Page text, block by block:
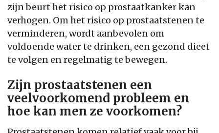
zijn beurt het risico op prostaatkanker kan
verhogen. Om het risico op prostaatstenen te
verminderen, wordt aanbevolen om
voldoende water te drinken, een gezond dieet
te volgen en regelmatig te bewegen.
Zijn prostaatstenen een
veelvoorkomend probleem en
hoe kan men ze voorkomen?